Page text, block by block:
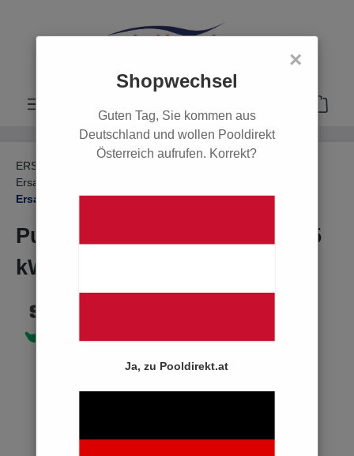
×
Shopwechsel
Guten Tag, Sie kommen aus
Deutschland und wollen Pooldirekt
Österreich aufrufen. Korrekt?
Ja, zu Pooldirekt.at
ERSATZTEILE
Ersatzteile Poolpumpen
Ersatzteile Starite Duraglas II SW 5P6
Pumpenfuß inkl. Gummi (0,55
kW)
Bildergalerie überspringen